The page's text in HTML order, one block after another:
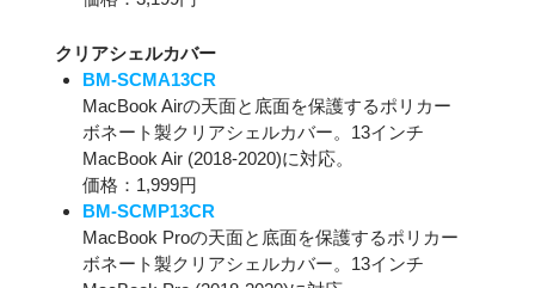
クリアシェルカバー
BM-SCMA13CR
MacBook Airの天面と底面を保護するポリカー
ボネート製クリアシェルカバー。13インチ
MacBook Air (2018-2020)に対応。
価格：1,999円
BM-SCMP13CR
MacBook Proの天面と底面を保護するポリカー
ボネート製クリアシェルカバー。13インチ